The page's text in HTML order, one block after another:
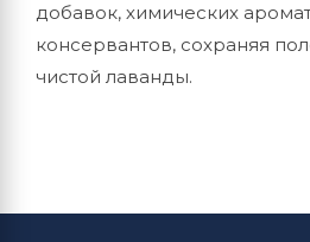
добавок, химических
консервантов, сохраняя
чистой лаванды.